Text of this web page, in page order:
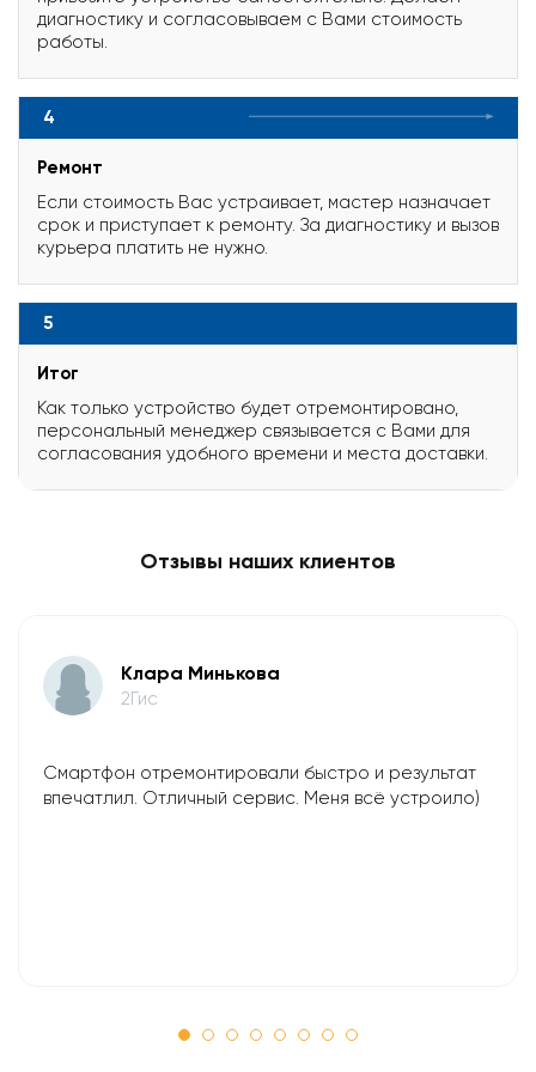
диагностику и согласовываем с Вами стоимость
работы.
4
Ремонт
Если стоимость Вас устраивает, мастер назначает
срок и приступает к ремонту. За диагностику и вызов
курьера платить не нужно.
5
Итог
Как только устройство будет отремонтировано,
персональный менеджер связывается с Вами для
согласования удобного времени и места доставки.
Отзывы наших клиентов
Клара Минькова
2Гис
Смартфон отремонтировали быстро и результат
впечатлил. Отличный сервис. Меня всё устроило)